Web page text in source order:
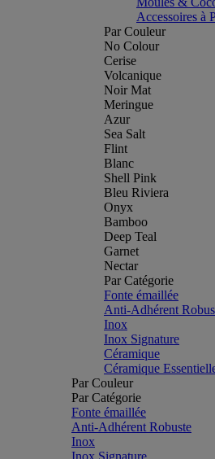
Accessoires à
Par Couleur
No Colour
Cerise
Volcanique
Noir Mat
Meringue
Azur
Sea Salt
Flint
Blanc
Shell Pink
Bleu Riviera
Onyx
Bamboo
Deep Teal
Garnet
Nectar
Par Catégorie
Fonte émaillée
Anti-Adhérent
Inox
Inox Signature
Céramique
Céramique
Par Couleur
Par Catégorie
Fonte émaillée
Anti-Adhérent Robuste
Inox
Inox Signature